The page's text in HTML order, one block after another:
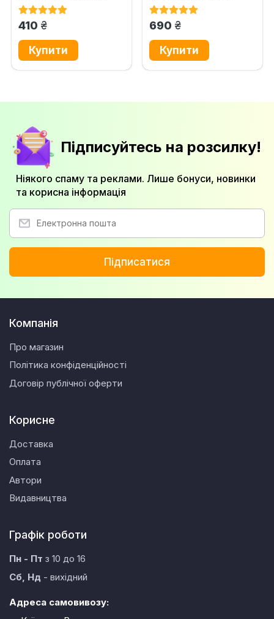
Науково-практичний...
410 грн.
практичний коментар
690 грн.
Підписуйтесь на розсилку!
Ніякого спаму та реклами. Лише бонуси, новинки
та корисна інформація
Підписатися
Компанія
Про магазин
Політика конфіденційності
Договір публічної оферти
Корисне
Доставка
Оплата
Автори
Видавництва
Графік роботи
Пн - Пт з 10 до 16
Сб, Нд - вихідний
Адреса самовивозу: